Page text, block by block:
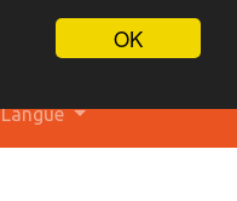
OK
Langue